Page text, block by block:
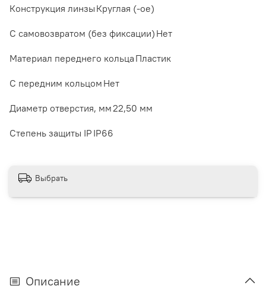
Конструкция линзы Круглая (-ое)
С самовозвратом (без фиксации) Нет
Материал переднего кольца Пластик
С передним кольцом Нет
Диаметр отверстия, мм22,50 мм
Степень защиты IP IP66
Выбрать
Описание